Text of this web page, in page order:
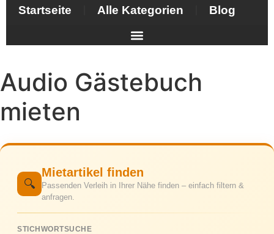
Startseite Alle Kategorien Blog
Audio Gästebuch
mieten
🔍
Mietartikel finden
Passenden Verleih in Ihrer Nähe finden – einfach filtern &
anfragen.
STICHWORTSUCHE